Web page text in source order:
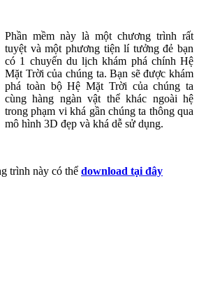
Phần mềm này là một chương trình rất
tuyệt và một phương tiện lí tưởng đẻ bạn
có 1 chuyến du lịch khám phá chính Hệ
Mặt Trời của chúng ta. Bạn sẽ được khám
phá toàn bộ Hệ Mặt Trời của chúng ta
cùng hàng ngàn vật thể khác ngoài hệ
trong phạm vi khá gần chúng ta thông qua
mô hình 3D đẹp và khá dễ sử dụng.
trình này có thể download tại đây